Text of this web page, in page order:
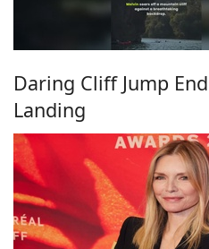
Daring Cliff Jump
Landing